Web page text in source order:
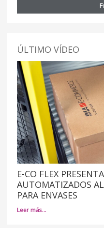
ÚLTIMO VÍDEO
E-CO FLEX
AUTOMATIZADOS
PARA ENVASES
Leer más…